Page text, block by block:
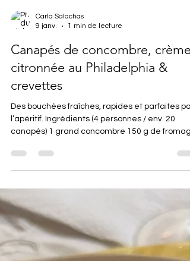
Carla Salachas
Canapés de concombre, crème
citronnée au Philadelphia &
crevettes
Des bouchées fraîches, rapides et parfaites
l’apéritif. Ingrédients (4 personnes / env. 20
soupe d’huile d’olive 1 petit bouquet d’aneth
g de crevettes roses décortiquées Sel, poivre
Laver le concombre et le couper en rondelles
pas trop fines. Les poser sur du papier
2 - Dans un bol, mélanger le Philadelphia, l’huile